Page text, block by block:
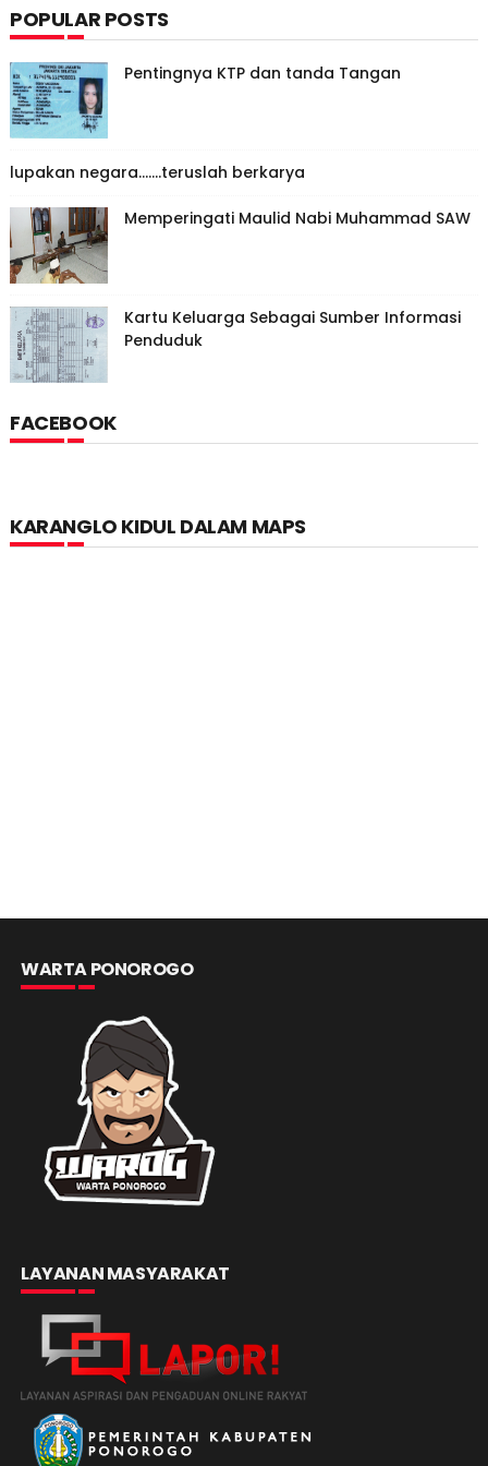
POPULAR POSTS
Pentingnya KTP dan tanda Tangan
lupakan negara.......teruslah berkarya
Memperingati Maulid Nabi Muhammad SAW
Kartu Keluarga Sebagai Sumber Informasi
Penduduk
FACEBOOK
KARANGLO KIDUL DALAM MAPS
WARTA PONOROGO
LAYANAN MASYARAKAT